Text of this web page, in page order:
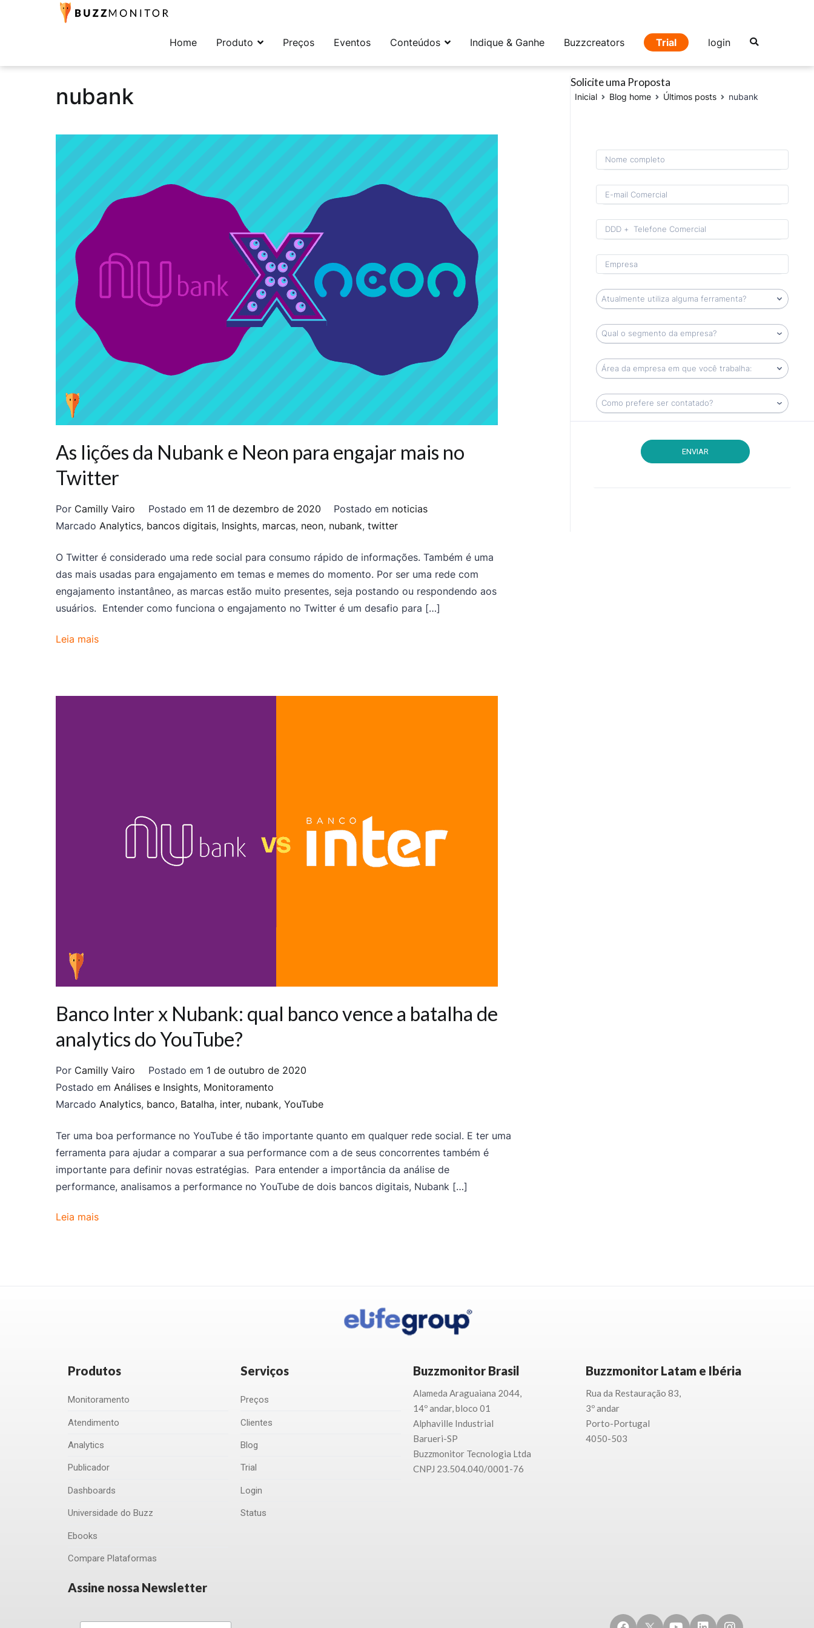
Home Produto Preços Eventos Conteúdos Indique & Ganhe Buzzcreators Trial login
nubank Inicial Blog home Últimos posts nubank
As lições da Nubank e Neon para engajar mais no
Twitter
Por Camilly Vairo Postado em 11 de dezembro de 2020 Postado em noticias
Marcado Analytics, bancos digitais, Insights, marcas, neon, nubank, twitter
O Twitter é considerado uma rede social para consumo rápido de informações. Também é uma
das mais usadas para engajamento em temas e memes do momento. Por ser uma rede com
engajamento instantâneo, as marcas estão muito presentes, seja postando ou respondendo aos
usuários. Entender como funciona o engajamento no Twitter é um desafio para […]
Leia mais
Banco Inter x Nubank: qual banco vence a batalha de
analytics do YouTube?
Por Camilly Vairo Postado em 1 de outubro de 2020
Postado em Análises e Insights, Monitoramento
Marcado Analytics, banco, Batalha, inter, nubank, YouTube
Ter uma boa performance no YouTube é tão importante quanto em qualquer rede social. E ter uma
ferramenta para ajudar a comparar a sua performance com a de seus concorrentes também é
importante para definir novas estratégias. Para entender a importância da análise de
performance, analisamos a performance no YouTube de dois bancos digitais, Nubank […]
Leia mais
Solicite uma Proposta
Format: (00) 0 0000-0000.
ENVIAR
Produtos
Monitoramento
Atendimento
Analytics
Publicador
Dashboards
Universidade do Buzz
Ebooks
Compare Plataformas
Serviços
Preços
Clientes
Blog
Trial
Login
Status
Buzzmonitor Brasil
Alameda Araguaiana 2044,
14º andar, bloco 01
Alphaville Industrial
Barueri-SP
Buzzmonitor Tecnologia Ltda
CNPJ 23.504.040/0001-76
Buzzmonitor Latam e Ibéria
Rua da Restauração 83,
3º andar
Porto-Portugal
4050-503
Assine nossa Newsletter